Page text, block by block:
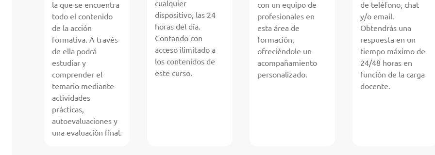
la que se encuentra
todo el contenido
de la acción
formativa. A través
de ella podrá
estudiar y
comprender el
temario mediante
actividades
prácticas,
autoevaluaciones y
una evaluación final.
cualquier
dispositivo, las 24
horas del día.
Contando con
acceso ilimitado a
los contenidos de
este curso.
con un equipo de
profesionales en
esta área de
formación,
ofreciéndole un
acompañamiento
personalizado.
de teléfono, chat
y/o email.
Obtendrás una
respuesta en un
tiempo máximo de
24/48 horas en
función de la carga
docente.